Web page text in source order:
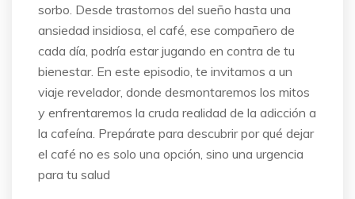
sorbo. Desde trastornos del sueño hasta una
ansiedad insidiosa, el café, ese compañero de
cada día, podría estar jugando en contra de tu
bienestar. En este episodio, te invitamos a un
viaje revelador, donde desmontaremos los mitos
y enfrentaremos la cruda realidad de la adicción a
la cafeína. Prepárate para descubrir por qué dejar
el café no es solo una opción, sino una urgencia
para tu salud